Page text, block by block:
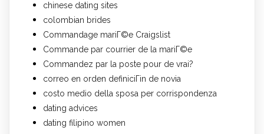
chinese dating sites
colombian brides
Commandage mariГ©e Craigslist
Commande par courrier de la mariГ©e
Commandez par la poste pour de vrai?
correo en orden definiciГіn de novia
costo medio della sposa per corrispondenza
dating advices
dating filipino women